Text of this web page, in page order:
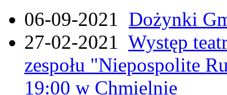
06-09-2021 Dożynki
27-02-2021 Występ
zespołu "Niepospolite
19:00 w Chmielnie